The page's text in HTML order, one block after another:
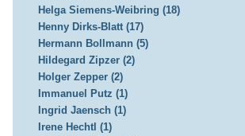
Helga Siemens-Weibring (18)
Henny Dirks-Blatt (17)
Hermann Bollmann (5)
Hildegard Zipzer (2)
Holger Zepper (2)
Immanuel Putz (1)
Ingrid Jaensch (1)
Irene Hechtl (1)